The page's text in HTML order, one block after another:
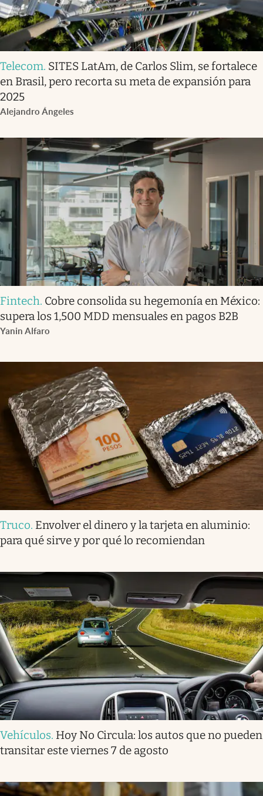
Telecom. SITES LatAm, de Carlos Slim, se fortalece
en Brasil, pero recorta su meta de expansión para
2025
Alejandro Ángeles
Fintech. Cobre consolida su hegemonía en México:
supera los 1,500 MDD mensuales en pagos B2B
Yanin Alfaro
Truco. Envolver el dinero y la tarjeta en aluminio:
para qué sirve y por qué lo recomiendan
Vehículos. Hoy No Circula: los autos que no pueden
transitar este viernes 7 de agosto